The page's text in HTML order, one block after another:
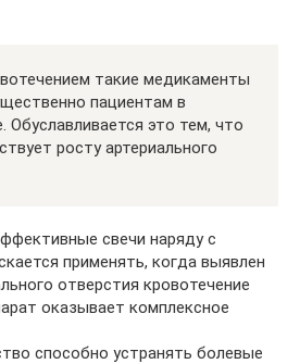
такие медикаменты
пациентам в
Обуславливается это тем, что
росту артериального
свечи наряду с
применять, когда выявлен
отверстия кровотечение
оказывает комплексное
способно устранять болевые